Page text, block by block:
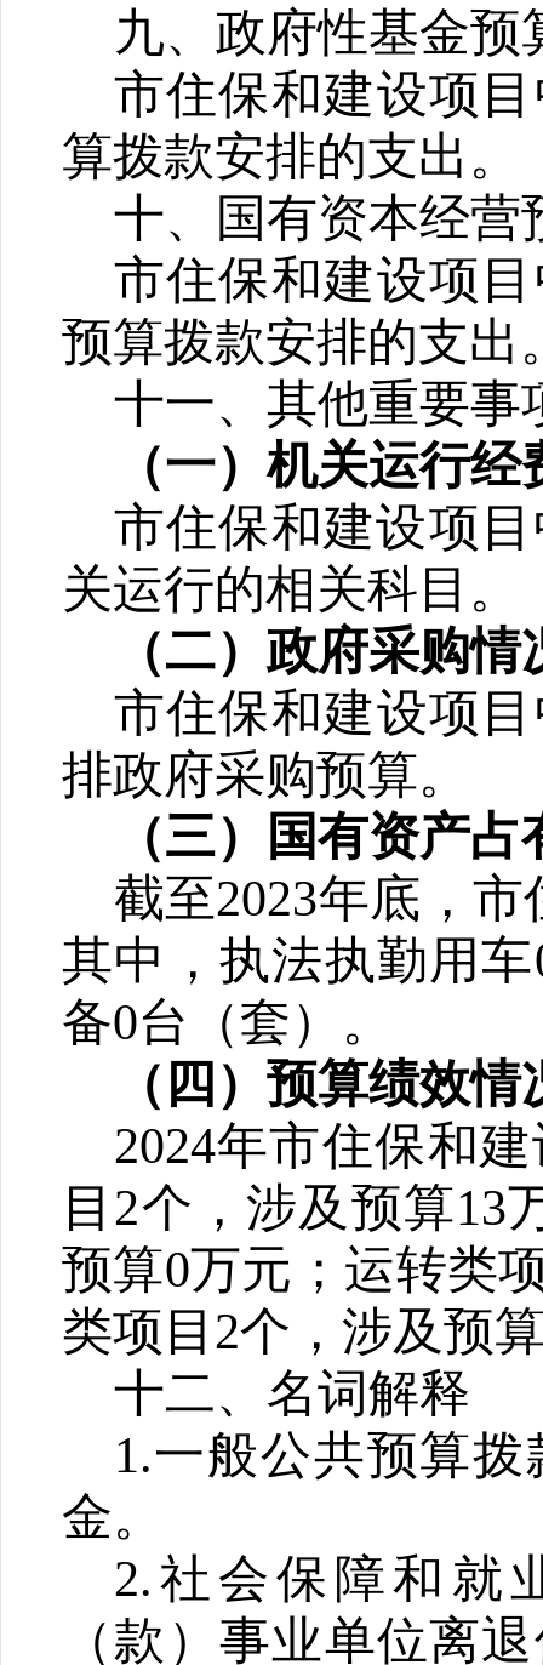
九、政府性基金预
市住保和建设项
算拨款安排的支出。
十、国有资本经营
市住保和建设项
预算拨款安排的支出
十一、其他重要事
（一）机关运行经
市住保和建设项
关运行的相关科目。
（二）政府采购情
市住保和建设项
排政府采购预算。
（三）国有资产
截至2023年底，市
其中，执法执勤用车
备0台（套）。
（四）预算绩效情
2024年市住保和
目 2个，涉及预算13
预算0万元；运转类
类项目 2个，涉及预
十二、名词解释
1.一般公共预算
金。
2.社会保障和就
（款）事业单位离